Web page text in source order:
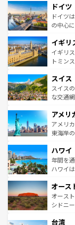
せる。
ンテン
で、幅
聖堂、
から魅
いる。
香り高
らに、
れる地
を参照
ドイツ
ドイツ
の中心
顔を持
ルリン
してラ
は、お酒
ドイツ
イギリ
イギリ
トミン
リアご
ティー
戦など
ンツ一覧
スイス
スイス
な交通
の建物
博物館
ことが
ば市内交
着のス
アメリ
アメリ
東海岸
のよう
ンメン
西部に
部のニ
文化が
しみな
ならではの贅
ハワイ
年間を
ハワイ
ワイ島
島だが
おすす
れるお
オース
オース
シドニ
リアリ
台湾